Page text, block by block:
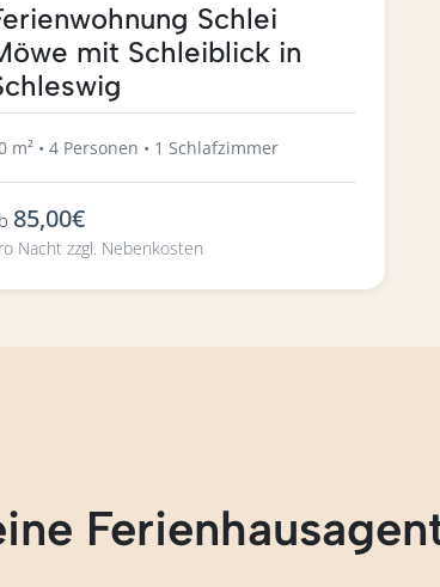
Schlei
mit Schleiblick in
m² • 4 Personen • 1 Schlafzimmer
85,00€
Nacht zzgl. Nebenkosten